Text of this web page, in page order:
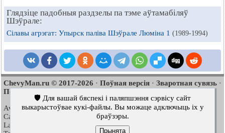
Глядзіце падобныя раздзелы па тэме аўтамабіляў
Шэўрале:
Сілавы агрэгат: Упырск паліва Шэўрале Люміна 1 (1989-1994)
ChevyMan.ru © 2017-2026 · Поўная версія · Зваротная сувязь ·
Пошук па сайце
Aveo2003-2008·Aveo2006-2011· Aveo2012-2018·
Captiva 2008-2016·Lacetti
Lanos 2002-2016·Tahoe
🛡️ Для вашай бяспекі і паляпшэння сэрвісу сайт
выкарыстоўвае кукі-файлы. Вы можаце адключыць іх у
браўзэры.
Прынята